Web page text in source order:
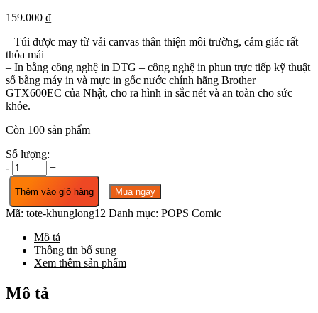
159.000 ₫
– Túi được may từ vải canvas thân thiện môi trường, cảm giác rất
thỏa mái
– In bằng công nghệ in DTG – công nghệ in phun trực tiếp kỹ thuật
số bằng máy in và mực in gốc nước chính hãng Brother
GTX600EC của Nhật, cho ra hình in sắc nét và an toàn cho sức
khỏe.
Còn 100 sản phẩm
Số lượng:
TÚI
TOTE
MÀU
TRẮNG
IN
KHỦNG
LONG
ỦA
- +
Thêm vào giỏ hàng Mua ngay
Mã: tote-khunglong12 Danh mục: POPS Comic
Mô tả
Thông tin bổ sung
Xem thêm sản phẩm
Mô tả